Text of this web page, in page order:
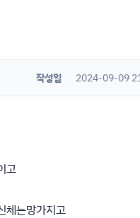
작성일 2024-09-09
고
체는망가지고